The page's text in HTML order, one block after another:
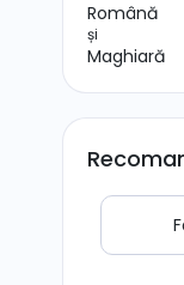
Română
și
Maghiară